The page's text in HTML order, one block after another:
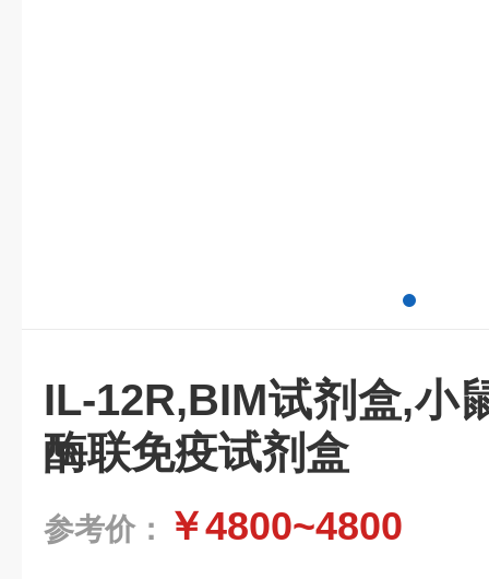
IL-12R,BIM试剂盒,小
酶联免疫试剂盒
参考价： ￥4800~4800